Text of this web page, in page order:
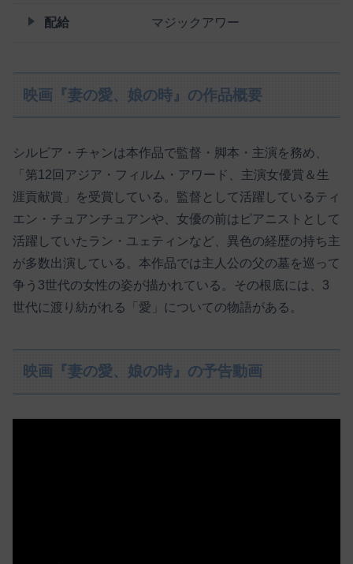
配給 マジックアワー
映画『妻の愛、娘の時』の作品概要
シルビア・チャンは本作品で監督・脚本・主演を務め、
「第12回アジア・フィルム・アワード、主演女優賞＆生
涯貢献賞」を受賞している。監督として活躍しているティ
エン・チュアンチュアンや、女優の前はピアニストとして
活躍していたラン・ユェティンなど、異色の経歴の持ち主
が多数出演している。本作品では主人公の父の墓を巡って
争う3世代の女性の姿が描かれている。その根底には、3
世代に渡り紡がれる「愛」についての物語がある。
映画『妻の愛、娘の時』の予告動画